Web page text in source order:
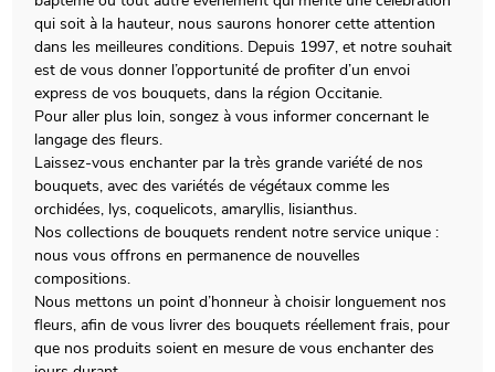
qui soit à la hauteur, nous saurons honorer cette attention
dans les meilleures conditions. Depuis 1997, et notre souhait
est de vous donner l’opportunité de profiter d’un envoi
express de vos bouquets, dans la région Occitanie.
Pour aller plus loin, songez à vous informer concernant le
langage des fleurs.
Laissez-vous enchanter par la très grande variété de nos
bouquets, avec des variétés de végétaux comme les
orchidées, lys, coquelicots, amaryllis, lisianthus.
Nos collections de bouquets rendent notre service unique :
nous vous offrons en permanence de nouvelles
compositions.
Nous mettons un point d’honneur à choisir longuement nos
fleurs, afin de vous livrer des bouquets réellement frais, pour
que nos produits soient en mesure de vous enchanter des